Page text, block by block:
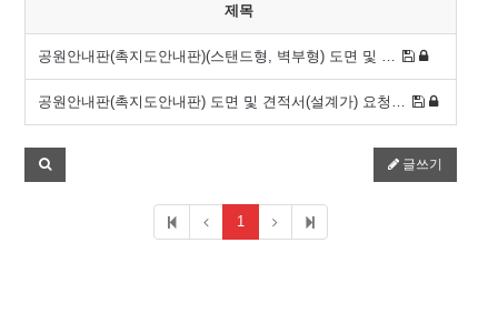
제목
공원안내판(촉지도안내판)(스탠드형, 벽부형) 도면 및 …
공원안내판(촉지도안내판) 도면 및 견적서(설계가) 요청…
글쓰기
1